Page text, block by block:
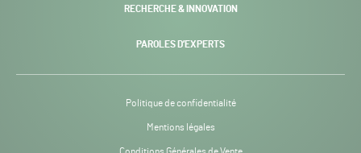
RECHERCHE & INNOVATION
PAROLES D’EXPERTS
Politique de confidentialité
Mentions légales